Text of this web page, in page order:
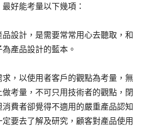
好能考量以下幾項：
設計，是需要常常用心去聽取，和
產品設計的藍本。
，以使用者客戶的觀點為考量，無
考量，不可只用技術者的觀點，閉
費者卻覺得不適用的嚴重產品認知
要去了解及研究，顧客對產品使用